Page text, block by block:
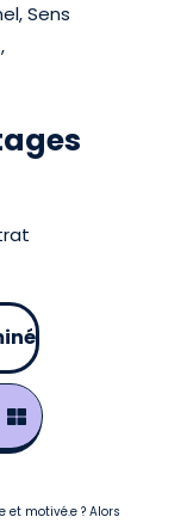
Sens
et motivé.e ? Alors